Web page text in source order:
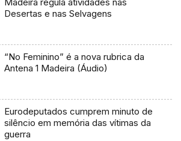
Desertas e nas Selvagens
“No Feminino” é a nova rubrica da
Antena 1 Madeira (Áudio)
Eurodeputados cumprem minuto de
silêncio em memória das vítimas da
guerra